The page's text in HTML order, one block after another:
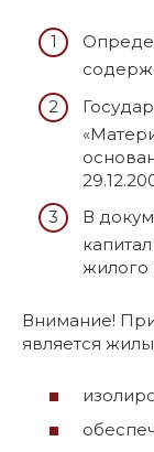
В
жилого
Внимание!
является